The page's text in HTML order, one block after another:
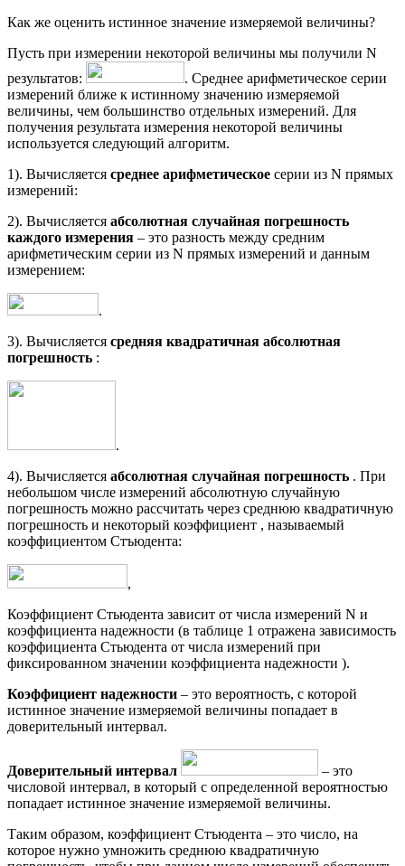
Как же оценить истинное значение измеряемой величины?
Пусть при измерении некоторой величины мы получили N
результатов:
. Среднее арифметическое серии
измерений ближе к истинному значению измеряемой
величины, чем большинство отдельных измерений. Для
получения результата измерения некоторой величины
используется следующий алгоритм.
1). Вычисляется среднее арифметическое серии из N прямых
измерений:
2). Вычисляется абсолютная случайная погрешность
каждого измерения – это разность между средним
арифметическим серии из N прямых измерений и данным
измерением:
.
3). Вычисляется средняя квадратичная абсолютная
погрешность :
.
4). Вычисляется абсолютная случайная погрешность . При
небольшом числе измерений абсолютную случайную
погрешность можно рассчитать через среднюю квадратичную
погрешность и некоторый коэффициент , называемый
коэффициентом Стъюдента:
,
Коэффициент Стьюдента зависит от числа измерений N и
коэффициента надежности (в таблице 1 отражена зависимость
коэффициента Стьюдента от числа измерений при
фиксированном значении коэффициента надежности ).
Коэффициент надежности – это вероятность, с которой
истинное значение измеряемой величины попадает в
доверительный интервал.
Доверительный интервал
– это
числовой интервал, в который с определенной вероятностью
попадает истинное значение измеряемой величины.
Таким образом, коэффициент Стъюдента – это число, на
которое нужно умножить среднюю квадратичную